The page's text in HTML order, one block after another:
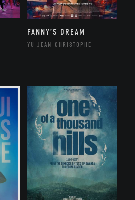
FANNY’S DREAM
YU JEAN-CHRISTOPHE